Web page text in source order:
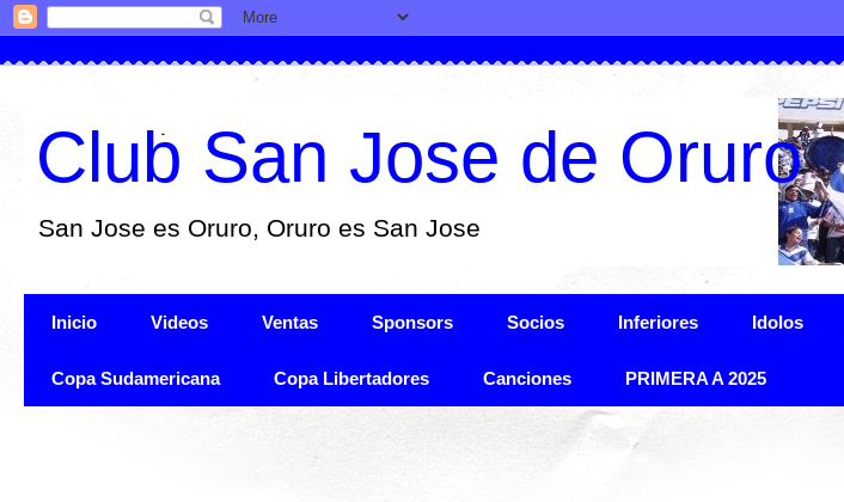
Club San Jose de Oruro
San Jose es Oruro, Oruro es San Jose
Inicio Videos Ventas Sponsors Socios Inferiores Idolos
Copa Sudamericana Copa Libertadores Canciones PRIMERA A 2025